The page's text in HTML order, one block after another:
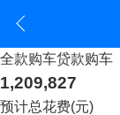
全款购车贷款购车
1,209,827
预计总花费(元)